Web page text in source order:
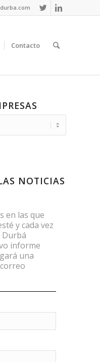
Contacto
NOTICIAS
en las que
y cada vez
Durbá
informe
una